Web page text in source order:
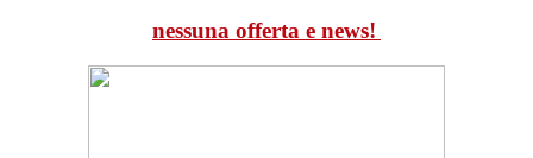
nessuna offerta e news!